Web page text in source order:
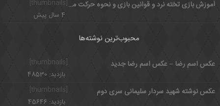
آموزش بازی تخته نرد و قوانین بازی و نحوه حرکت مهره ها
4 سال پیش
محبوب‌ترین نوشته‌ها
عکس اسم رضا – عکس اسم رضا جدید
بازدید: 48530
[thumbnails]
عکس نوشته شهید سردار سلیمانی سری دوم
بازدید: 45646